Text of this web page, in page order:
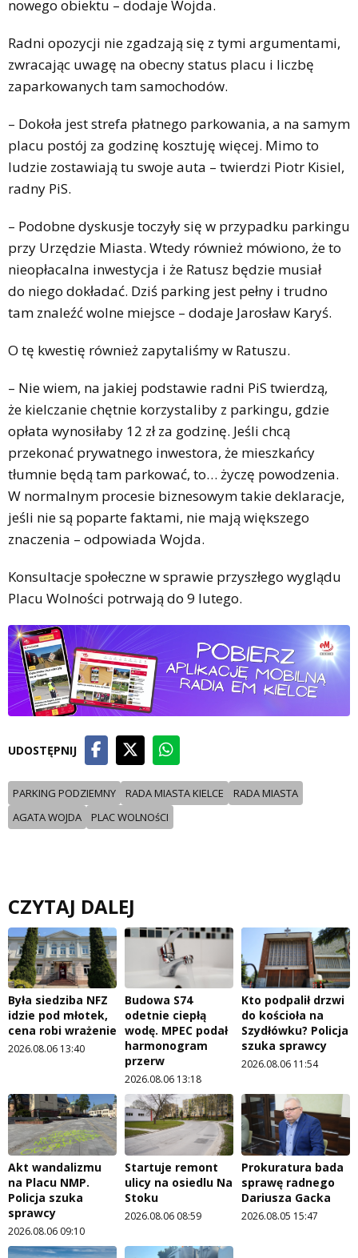
nowego obiektu – dodaje Wojda.
Radni opozycji nie zgadzają się z tymi argumentami,
zwracając uwagę na obecny status placu i liczbę
zaparkowanych tam samochodów.
– Dokoła jest strefa płatnego parkowania, a na samym
placu postój za godzinę kosztuję więcej. Mimo to
ludzie zostawiają tu swoje auta – twierdzi Piotr Kisiel,
radny PiS.
– Podobne dyskusje toczyły się w przypadku parkingu
przy Urzędzie Miasta. Wtedy również mówiono, że to
nieopłacalna inwestycja i że Ratusz będzie musiał
do niego dokładać. Dziś parking jest pełny i trudno
tam znaleźć wolne miejsce – dodaje Jarosław Karyś.
O tę kwestię również zapytaliśmy w Ratuszu.
– Nie wiem, na jakiej podstawie radni PiS twierdzą,
że kielczanie chętnie korzystaliby z parkingu, gdzie
opłata wynosiłaby 12 zł za godzinę. Jeśli chcą
przekonać prywatnego inwestora, że mieszkańcy
tłumnie będą tam parkować, to… życzę powodzenia.
W normalnym procesie biznesowym takie deklaracje,
jeśli nie są poparte faktami, nie mają większego
znaczenia – odpowiada Wojda.
Konsultacje społeczne w sprawie przyszłego wyglądu
Placu Wolności potrwają do 9 lutego.
UDOSTĘPNIJ
PARKING PODZIEMNY RADA MIASTA KIELCE
RADA MIASTA
AGATA WOJDA
PLAC WOLNOśCI
CZYTAJ DALEJ
Była siedziba NFZ
idzie pod młotek,
cena robi wrażenie
2026.08.06 13:40
Budowa S74
odetnie ciepłą
wodę. MPEC podał
harmonogram
przerw
2026.08.06 13:18
Kto podpalił drzwi
do kościoła na
Szydłówku? Policja
szuka sprawcy
2026.08.06 11:54
Akt wandalizmu
na Placu NMP.
Policja szuka
sprawcy
2026.08.06 09:10
Startuje remont
ulicy na osiedlu Na
Stoku
2026.08.06 08:59
Prokuratura bada
sprawę radnego
Dariusza Gacka
2026.08.05 15:47